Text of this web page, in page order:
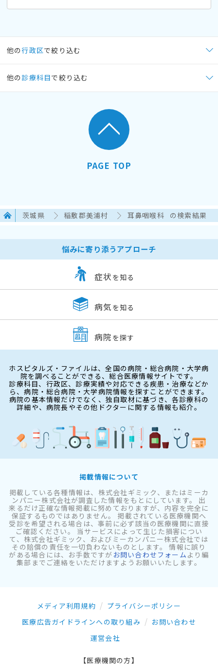
他の行政区で絞り込む
他の 診療科目で絞り込む
PAGE TOP
茨城県 稲敷郡美浦村 耳鼻咽喉科 の検索結果
悩みに寄り添うアプローチ
症状 を知る
病気 を知る
病院 を探す
ホスピタルズ・ファイルは、全国の病院・総合病院・大学病
院を調べることができる、総合医療情報サイトです。
診療科目、行政区、診療実績や対応できる疾患・治療などか
ら、病院・総合病院・大学病院情報を探すことができます。
病院の基本情報だけでなく、独自取材に基づき、各診療科の
詳細や、病院長やその他ドクターに関する情報も紹介。
掲載情報について
掲載している各種情報は、株式会社ギミック、またはミーカ
ンパニー株式会社が調査した情報をもとにしています。 出
来るだけ正確な情報掲載に努めておりますが、内容を完全に
保証するものではありません。 掲載されている医療機関へ
受診を希望される場合は、事前に必ず該当の医療機関に直接
ご確認ください。 当サービスによって生じた損害につい
て、株式会社ギミック、およびミーカンパニー株式会社では
その賠償の責任を一切負わないものとします。 情報に誤り
がある場合には、お手数ですが お問い合わせフォーム より編
集部までご連絡をいただけますようお願いいたします。
メディア利用規約
プライバシーポリシー
医療広告ガイドラインへの取り組み
お問い合わせ
運営会社
【医療機関の方】